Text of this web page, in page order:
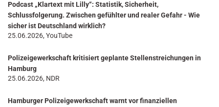
Podcast „Klartext mit Lilly“: Statistik, Sicherheit,
Schlussfolgerung. Zwischen gefühlter und realer Gefahr - Wie
sicher ist Deutschland wirklich?
25.06.2026, YouTube
Polizeigewerkschaft kritisiert geplante Stellenstreichungen in
Hamburg
25.06.2026, NDR
Hamburger Polizeigewerkschaft warnt vor finanziellen